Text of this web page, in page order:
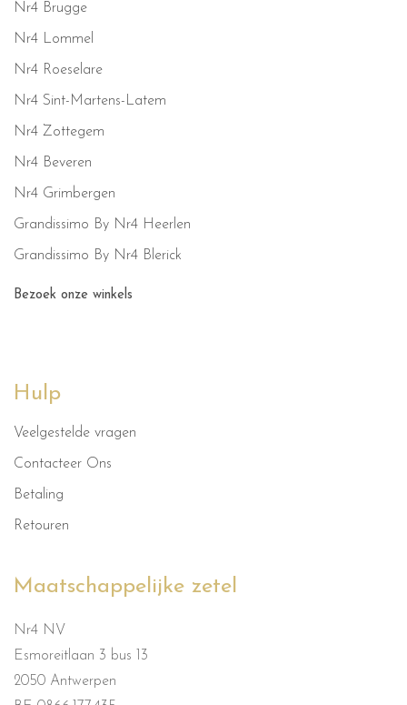
Nr4 Brugge
Nr4 Lommel
Nr4 Roeselare
Nr4 Sint-Martens-Latem
Nr4 Zottegem
Nr4 Beveren
Nr4 Grimbergen
Grandissimo By Nr4 Heerlen
Grandissimo By Nr4 Blerick
Bezoek onze winkels
Hulp
Veelgestelde vragen
Contacteer Ons
Betaling
Retouren
Maatschappelijke zetel
Nr4 NV
Esmoreitlaan 3 bus 13
2050 Antwerpen